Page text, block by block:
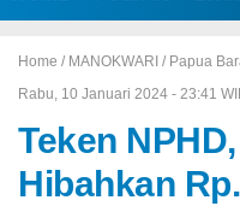
Home / MANOKWARI / Papua
Rabu, 10 Januari 2024 - 23:41
Teken
Hibahkan